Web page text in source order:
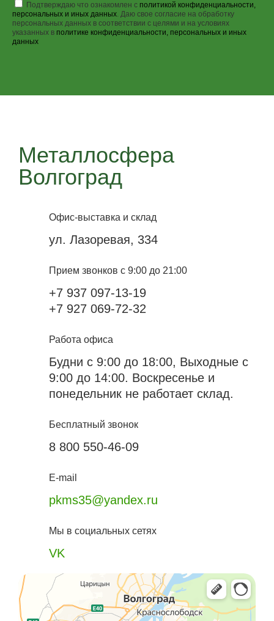
Подтверждаю что ознакомлен с политикой конфиденциальности,
персональных и иных данных. Даю свое согласие на обработку
персональных данных в соответствии с целями и на условиях
указанных в политике конфиденциальности, персональных и иных
данных
Металлосфера
Волгоград
Офис-выставка и склад
ул. Лазоревая, 334
Прием звонков с 9:00 до 21:00
+7 937 097-13-19
+7 927 069-72-32
Работа офиса
Будни с 9:00 до 18:00, Выходные с
9:00 до 14:00. Воскресенье и
понедельник не работает склад.
Бесплатный звонок
8 800 550-46-09
E-mail
pkms35@yandex.ru
Мы в социальных сетях
VK